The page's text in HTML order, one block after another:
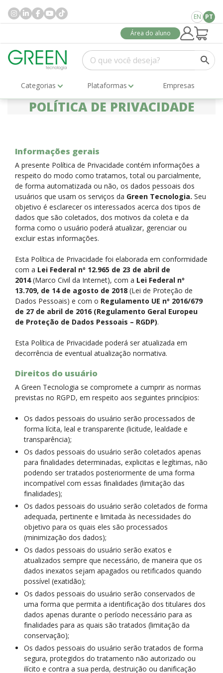
EN PT
Área do aluno
Categorias Plataformas Empresas
POLÍTICA DE PRIVACIDADE
Informações gerais
A presente Política de Privacidade contém informações a
respeito do modo como tratamos, total ou parcialmente,
de forma automatizada ou não, os dados pessoais dos
usuários que usam os serviços da Green Tecnologia. Seu
objetivo é esclarecer os interessados acerca dos tipos de
dados que são coletados, dos motivos da coleta e da
forma como o usuário poderá atualizar, gerenciar ou
excluir estas informações.
Esta Política de Privacidade foi elaborada em conformidade
com a Lei Federal nº 12.965 de 23 de abril de
2014(Marco Civil da Internet), com a Lei Federal nº
13.709, de 14 de agosto de 2018 (Lei de Proteção de
Dados Pessoais) e com o Regulamento UE nº 2016/679
de 27 de abril de 2016 (Regulamento Geral Europeu
de Proteção de Dados Pessoais – RGDP).
Esta Política de Privacidade poderá ser atualizada em
decorrência de eventual atualização normativa.
Direitos do usuário
A Green Tecnologia se compromete a cumprir as normas
previstas no RGPD, em respeito aos seguintes princípios:
Os dados pessoais do usuário serão processados de
forma lícita, leal e transparente (licitude, lealdade e
transparência);
Os dados pessoais do usuário serão coletados apenas
para finalidades determinadas, explicitas e legítimas, não
podendo ser tratados posteriormente de uma forma
incompatível com essas finalidades (limitação das
finalidades);
Os dados pessoais do usuário serão coletados de forma
adequada, pertinente e limitada às necessidades do
objetivo para os quais eles são processados
(minimização dos dados);
Os dados pessoais do usuário serão exatos e
atualizados sempre que necessário, de maneira que os
dados inexatos sejam apagados ou retificados quando
possível (exatidão);
Os dados pessoais do usuário serão conservados de
uma forma que permita a identificação dos titulares dos
dados apenas durante o período necessário para as
finalidades para as quais são tratados (limitação da
conservação);
Os dados pessoais do usuário serão tratados de forma
segura, protegidos do tratamento não autorizado ou
ilícito e contra a sua perda, destruição ou danificação